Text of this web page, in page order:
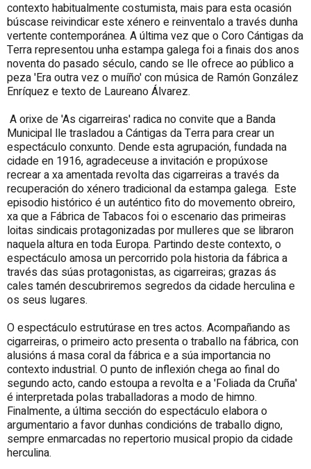
contexto habitualmente costumista, mais para esta ocasión
búscase reivindicar este xénero e reinventalo a través dunha
vertente contemporánea. A última vez que o Coro Cántigas da
Terra representou unha estampa galega foi a finais dos anos
noventa do pasado século, cando se lle ofrece ao público a
peza 'Era outra vez o muíño' con música de Ramón González
Enríquez e texto de Laureano Álvarez.
A orixe de 'As cigarreiras' radica no convite que a Banda
Municipal lle trasladou a Cántigas da Terra para crear un
espectáculo conxunto. Dende esta agrupación, fundada na
cidade en 1916, agradeceuse a invitación e propúxose
recrear a xa amentada revolta das cigarreiras a través da
recuperación do xénero tradicional da estampa galega. Este
episodio histórico é un auténtico fito do movemento obreiro,
xa que a Fábrica de Tabacos foi o escenario das primeiras
loitas sindicais protagonizadas por mulleres que se libraron
naquela altura en toda Europa. Partindo deste contexto, o
espectáculo amosa un percorrido pola historia da fábrica a
través das súas protagonistas, as cigarreiras; grazas ás
cales tamén descubriremos segredos da cidade herculina e
os seus lugares.
O espectáculo estrutúrase en tres actos. Acompañando as
cigarreiras, o primeiro acto presenta o traballo na fábrica, con
alusións á masa coral da fábrica e a súa importancia no
contexto industrial. O punto de inflexión chega ao final do
segundo acto, cando estoupa a revolta e a 'Foliada da Cruña'
é interpretada polas traballadoras a modo de himno.
Finalmente, a última sección do espectáculo elabora o
argumentario a favor dunhas condicións de traballo digno,
sempre enmarcadas no repertorio musical propio da cidade
herculina.